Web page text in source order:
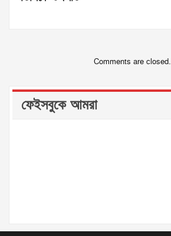
Comments are closed.
ফেইসবুকে আমরা